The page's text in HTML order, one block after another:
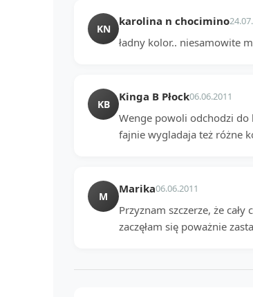
KN
karolina n chocimino
ładny kolor.. niesamowite
KB
Kinga B Płock06.06.2011
Wenge powoli odchodzi do
fajnie wygladaja też różne
M
Marika06.06.2011
Przyznam szczerze, że
zaczęłam się poważnie